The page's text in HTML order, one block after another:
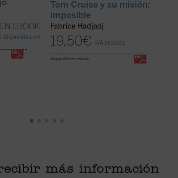
EBOOK
disponible en
Tom Cruise y su misión:
imposible
Fabrice Hadjadj
19,50€ IVA incluido
disponible en ebook:
más información